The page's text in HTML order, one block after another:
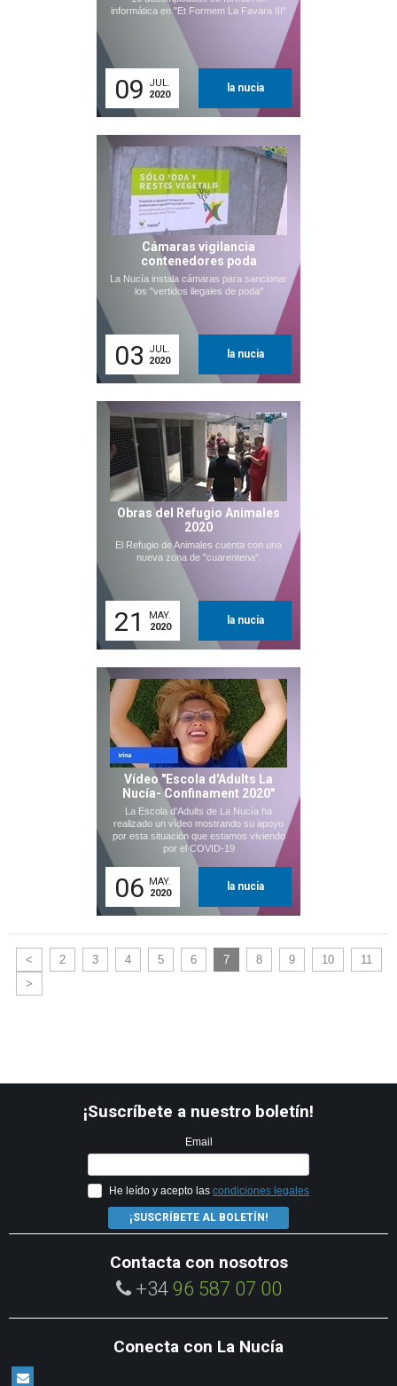
informática en "Et Formem La Favara III"
09
JUL.
2020
la nucia
Cámaras vigilancia
contenedores poda
La Nucía instala cámaras para sancionar
los "vertidos ilegales de poda"
03
JUL.
2020
la nucia
Obras del Refugio Animales
2020
El Refugio de Animales cuenta con una
nueva zona de "cuarentena".
21
MAY.
2020
la nucia
Vídeo "Escola d'Adults La
Nucía- Confinament 2020"
La Escola d'Adults de La Nucía ha
realizado un vídeo mostrando su apoyo
por esta situación que estamos viviendo
por el COVID-19
06 MAY.
2020
la nucia
< 2 3 4 5 6 7 8 9 10
11
>
¡Suscríbete a nuestro boletín!
Email
He leído y acepto las condiciones legales
¡SUSCRÍBETE AL BOLETÍN!
Contacta con nosotros
+34 96 587 07 00
Conecta con La Nucía